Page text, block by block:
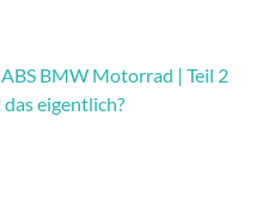
BMW Motorrad | Teil 2
eigentlich?